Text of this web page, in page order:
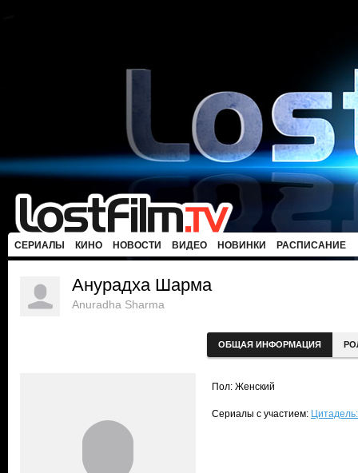
СЕРИАЛЫ КИНО НОВОСТИ ВИДЕО НОВИНКИ РАСПИСАНИЕ
Анурадха Шарма
Anuradha Sharma
ОБЩАЯ ИНФОРМАЦИЯ
Пол: Женский
Сериалы с участием: